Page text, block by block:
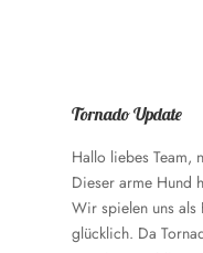
Tornado Update
Hallo liebes Team,
Dieser arme Hund
Wir spielen uns
glücklich. Da